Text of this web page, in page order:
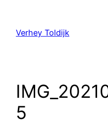
Verhey Toldijk
5